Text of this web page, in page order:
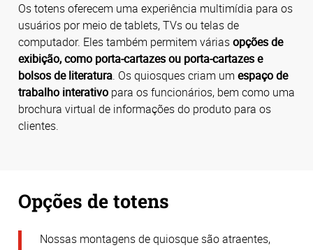
Os totens oferecem uma experiência multimídia para os
usuários por meio de tablets, TVs ou telas de
computador. Eles também permitem váriasopções de
exibição, como porta-cartazes ou porta-cartazes e
bolsos de literatura. Os quiosques criam um espaço de
trabalho interativo para os funcionários, bem como uma
brochura virtual de informações do produto para os
clientes.
Opções detotens
Nossas montagens de quiosque são atraentes,